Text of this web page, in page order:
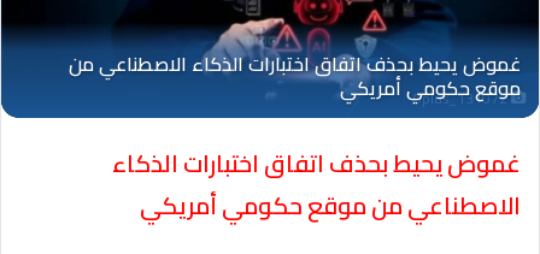
Oplus_131072
غموض يحيط بحذف اتفاق اختبارات الذكاء
الاصطناعي من موقع حكومي أمريكي